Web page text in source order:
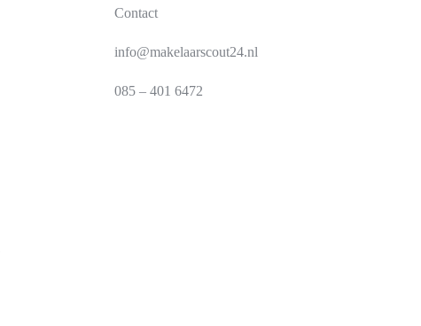
Contact
info@makelaarscout24.nl
085 – 401 6472